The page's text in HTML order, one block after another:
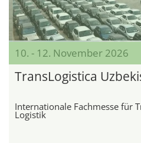
10. - 12. November 2026
TransLogistica
Internationale Fachmesse für
Logistik